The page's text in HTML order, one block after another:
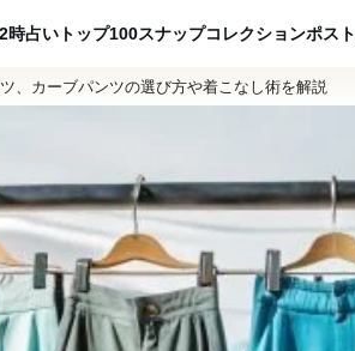
時占い トップ100スナップコレクションポスト
カーブパンツの選び方や着こなし術を解説